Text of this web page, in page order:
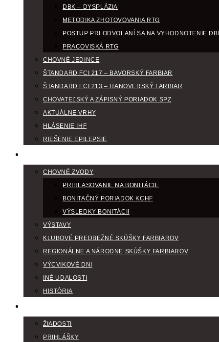
DBK – DYSPLÁZIA
METODIKA ZHOTOVOVANIA RTG
POSTUP PRI ODVOLANÍ SA NA VYHODNOTENIE
PRACOVISKÁ RTG
CHOVNÉ JEDINCE
ŠTANDARD FCI 217 – BAVORSKÝ FARBIAR
ŠTANDARD FCI 213 – HANOVERSKÝ FARBIAR
CHOVATEĽSKÝ A ZÁPISNÝ PORIADOK SPZ
AKTUÁLNE VRHY
HLÁSENIE IHF
RIEŠENIE EPILEPSIE
CHOVNÉ ZVODY
PRIHLASOVANIE NA BONITÁCIE
BONITAČNÝ PORIADOK KCHF
VÝSLEDKY BONITÁCII
VÝSTAVY
KLUBOVÉ PREDBEŽNÉ SKÚŠKY FARBIAROV
REGIONÁLNE A NÁRODNE SKÚŠKY FARBIAROV
VÝCVIKOVÉ DNI
INÉ UDALOSTI
HISTÓRIA
ŽIADOSTI
PRIHLÁŠKY